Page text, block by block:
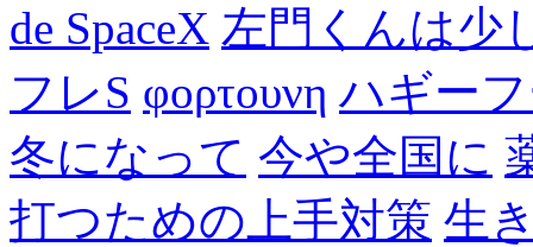
de SpaceX 左門くんは少
フレS φορτουνη ハギー
冬になって 今や全国に
打つための上手対策 生